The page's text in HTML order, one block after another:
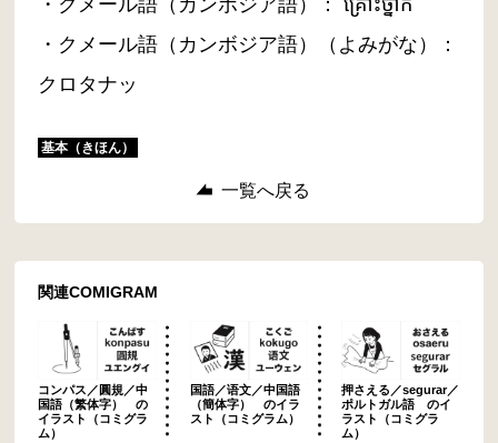
・クメール語（カンボジア語）（よみがな）：
クロタナッ
基本（きほん）
一覧へ戻る
関連COMIGRAM
コンパス／圓規／中
国語（繁体字） の
イラスト（コミグラ
ム）
国語／语文／中国語
（簡体字） のイラ
スト（コミグラム）
押さえる／segurar／
ポルトガル語 のイ
ラスト（コミグラ
ム）